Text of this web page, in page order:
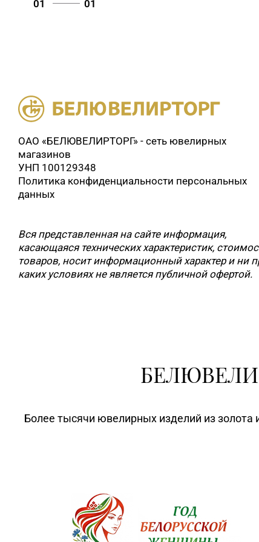
01 01
ОАО «БЕЛЮВЕЛИРТОРГ» - сеть ювелирных
магазинов
УНП 100129348
Политика конфиденциальности персональных
данных
Вся представленная на сайте информация,
касающаяся технических характеристик,
товаров, носит информационный характер и ни
каких условиях не является публичной офертой.
Более тысячи ювелирных изделий из золота